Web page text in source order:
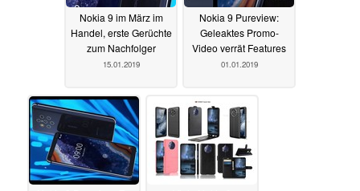
Nokia 9 im März im
Handel, erste Gerüchte
zum Nachfolger
15.01.2019
Nokia 9 Pureview:
Geleaktes Promo-
Video verrät Features
01.01.2019